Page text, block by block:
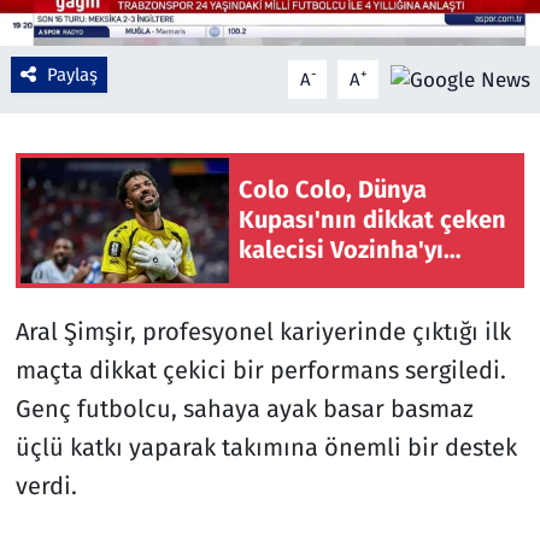
Paylaş A- A+
Colo Colo, Dünya
Kupası'nın dikkat çeken
kalecisi Vozinha'yı
Aral Şimşir, profesyonel kariyerinde çıktığı ilk
maçta dikkat çekici bir performans sergiledi.
Genç futbolcu, sahaya ayak basar basmaz
üçlü katkı yaparak takımına önemli bir destek
verdi.
Yerel